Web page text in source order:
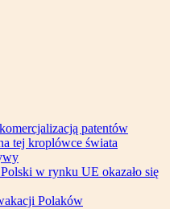
patentów
tej kroplówce świata
w rynku UE okazało się
Polaków